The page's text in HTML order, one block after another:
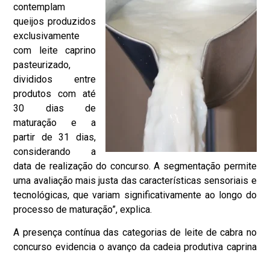
contemplam
queijos produzidos
exclusivamente
com leite caprino
pasteurizado,
divididos entre
produtos com até
30 dias de
maturação e a
partir de 31 dias,
considerando a
data de realização do concurso. A segmentação permite
uma avaliação mais justa das características sensoriais e
tecnológicas, que variam significativamente ao longo do
processo de maturação”, explica.
A presença contínua das categorias de leite de cabra no
concurso evidencia o avanço da cadeia produtiva caprina